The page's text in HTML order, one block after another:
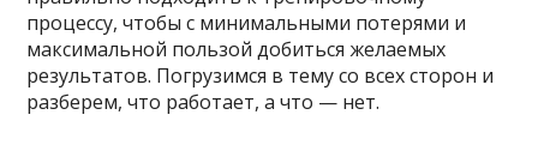
процессу, чтобы с минимальными потерями и
максимальной пользой добиться желаемых
результатов. Погрузимся в тему со всех сторон и
разберем, что работает, а что — нет.